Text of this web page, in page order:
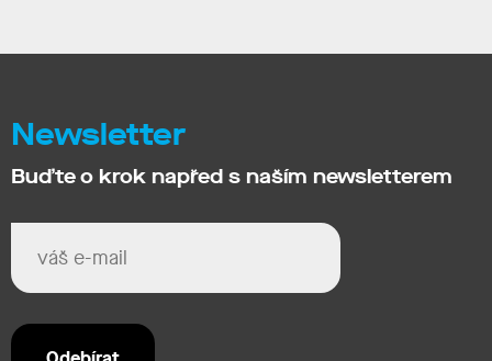
Newsletter
Buďte o krok napřed s naším newsletterem